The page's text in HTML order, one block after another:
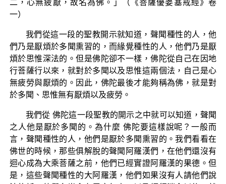
二，心無疲厭，故名為佛。」（《菩薩優婆塞戒經》卷
一）
我們從這一段的聖教開示就知道，聲聞種性的人，他
們乃是厭煩於多聞熏習的，而緣覺種性的人，他們乃是厭
煩於思惟深法的。但是佛陀卻不一樣，佛陀從自己在因地
行菩薩行以來，就對於多聞以及思惟這兩個法，自己是心
無疲勞與厭煩的。因此，佛陀最後才能夠稱為佛，就是對
於多聞、思惟無有厭煩以及疲勞。
我們從 佛陀這一段聖教的開示之中就可以知道，聲聞
之人他是厭於多聞的。為什麼 佛陀要這樣說呢？一般而
言，聲聞種性的人，他們是厭於多聞熏習的。我們看看在
佛世的時候，那些俱解脫的聲聞阿羅漢們，在他們還沒有
迴心成為大乘菩薩之前，他們已經實證阿羅漢的果德。但
是，這些聲聞種性的大阿羅漢，他們如果沒有人請他們說